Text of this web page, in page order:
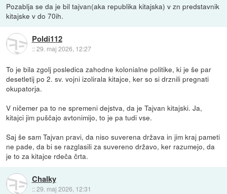
Pozablja se da je bil tajvan(aka republika kitajska) v zn predstavnik
kitajske v do 70ih.
Poldi112
::29. maj 2026, 12:27
To je bila zgolj posledica zahodne kolonialne politike, ki je še par
desetletij po 2. sv. vojni izolirala kitajce, ker so si drznili pregnati
okupatorja.
V ničemer pa to ne spremeni dejstva, da je Tajvan kitajski. Ja,
kitajci jim puščajo avtonimijo, to je pa tudi vse.
Saj še sam Tajvan pravi, da niso suverena država in jim kraj pameti
ne pade, da bi se razglasili za suvereno državo, ker razumejo, da
je to za kitajce rdeča črta.
Chalky
::29. maj 2026, 12:31